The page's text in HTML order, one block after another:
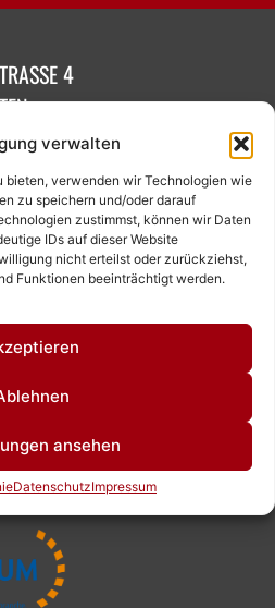
verwalten
bieten, verwenden wir Technologien wie
zu speichern und/oder darauf
zustimmst, können wir Daten
IDs auf dieser Website
nicht erteilst oder zurückziehst,
Funktionen beeinträchtigt werden.
ansehen
DatenschutzImpressum
4
Sie uns an!